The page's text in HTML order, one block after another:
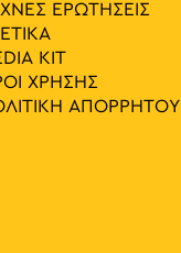
ΕΡΩΤΗΣΕΙΣ
ΚIT
ΧΡΗΣΗΣ
ΑΠΟΡΡΗΤΟΥ